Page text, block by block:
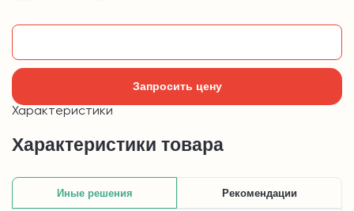
Запросить цену
Характеристики
Характеристики товара
Иные решения Рекомендации